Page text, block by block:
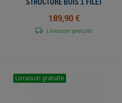
189,90 €
Livraison gratuite
Livraison gratuite